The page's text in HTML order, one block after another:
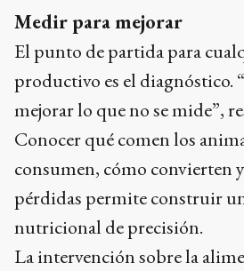
Medir para mejorar
El punto de partida para
productivo es el diagnóstico.
mejorar lo que no se mide”,
Conocer qué comen los
consumen, cómo convierten
pérdidas permite construir
nutricional de precisión.
La intervención sobre la